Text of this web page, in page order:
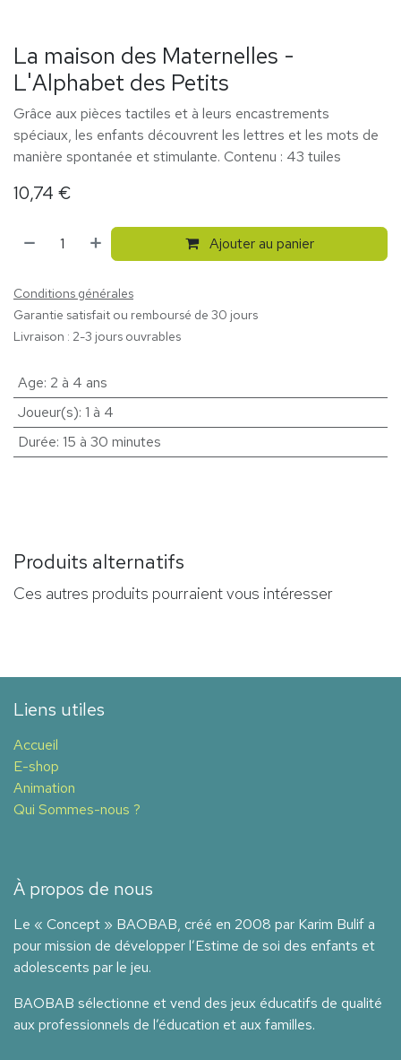
La maison des Maternelles -
L'Alphabet des Petits
Grâce aux pièces tactiles et à leurs encastrements
spéciaux, les enfants découvrent les lettres et les mots de
manière spontanée et stimulante. Contenu : 43 tuiles
10,74 €
Ajouter au panier
Conditions générales
Garantie satisfait ou remboursé de 30 jours
Livraison : 2-3 jours ouvrables
Age: 2 à 4 ans
Joueur(s): 1 à 4
Durée: 15 à 30 minutes
Produits alternatifs
Ces autres produits pourraient vous intéresser
Liens utiles
Accueil
E-shop
Animation
Qui Sommes-nous ?
À propos de nous
Le « Concept » BAOBAB, créé en 2008 par Karim Bulif a
pour mission de développer l’Estime de soi des enfants et
adolescents par le jeu.
BAOBAB sélectionne et vend des jeux éducatifs de qualité
aux professionnels de l’éducation et aux familles.